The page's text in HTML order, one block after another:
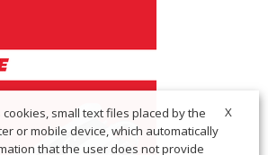
X
small text files placed by the
or mobile device, which automatically
that the user does not provide